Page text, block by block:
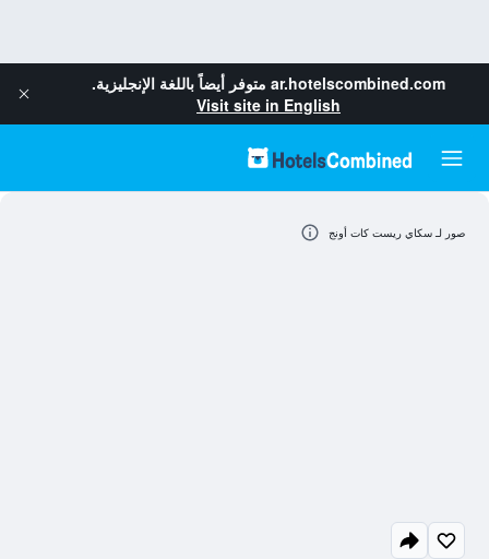
ar.hotelscombined.com متوفر أيضاً باللغة الإنجليزية.
Visit site in English
صور لـ سكاي ريست كات أونج